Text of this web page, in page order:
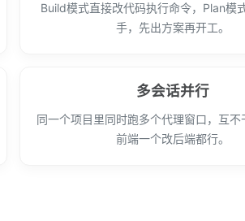
Build模式直接改代码执行命令，Plan模
手，先出方案再开工。
多会话并行
同一个项目里同时跑多个代理窗口，互不
前端一个改后端都行。